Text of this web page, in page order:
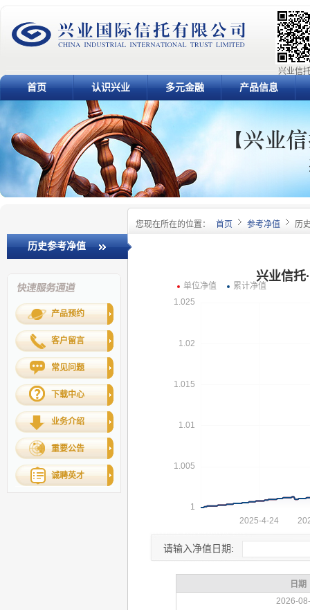
兴业信
首页 认识兴业 多元金融 产品信息
您现在所在的位置： 首页 参考净值 历
历史参考净值
产品预约
客户留言
常见问题
下载中心
业务介绍
重要公告
诚聘英才
请输入净值日期: